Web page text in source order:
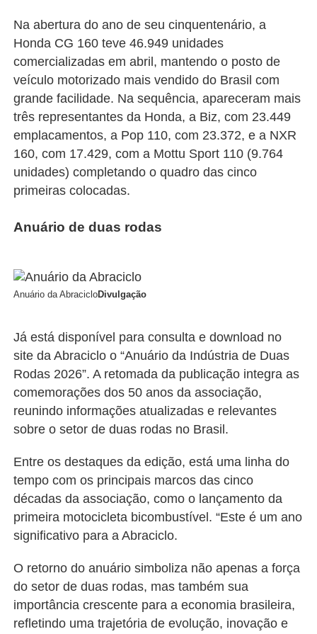
Na abertura do ano de seu cinquentenário, a
Honda CG 160 teve 46.949 unidades
comercializadas em abril, mantendo o posto de
veículo motorizado mais vendido do Brasil com
grande facilidade. Na sequência, apareceram mais
três representantes da Honda, a Biz, com 23.449
emplacamentos, a Pop 110, com 23.372, e a NXR
160, com 17.429, com a Mottu Sport 110 (9.764
unidades) completando o quadro das cinco
primeiras colocadas.
Anuário de duas rodas
Anuário da AbracicloDivulgação
Já está disponível para consulta e download no
site da Abraciclo o “Anuário da Indústria de Duas
Rodas 2026”. A retomada da publicação integra as
comemorações dos 50 anos da associação,
reunindo informações atualizadas e relevantes
sobre o setor de duas rodas no Brasil.
Entre os destaques da edição, está uma linha do
tempo com os principais marcos das cinco
décadas da associação, como o lançamento da
primeira motocicleta bicombustível. “Este é um ano
significativo para a Abraciclo.
O retorno do anuário simboliza não apenas a força
do setor de duas rodas, mas também sua
importância crescente para a economia brasileira,
refletindo uma trajetória de evolução, inovação e